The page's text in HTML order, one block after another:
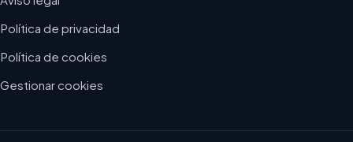
Política de privacidad
Política de cookies
Gestionar cookies